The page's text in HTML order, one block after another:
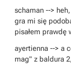
schaman -->
gra mi się
pisałem prawdę
ayertienna --> a
mag" z baldura